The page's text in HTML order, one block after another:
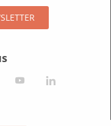
pinterestyoutube